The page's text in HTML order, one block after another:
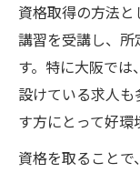
資格取得の方法
講習を受講し、
す。特に大阪で
設けている求人
す方にとって好環
資格を取ること